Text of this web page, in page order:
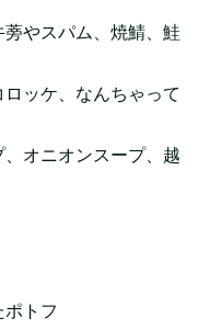
蒡やスパム、焼鯖、鮭
ロッケ、なんちゃって
、オニオンスープ、越
ポトフ